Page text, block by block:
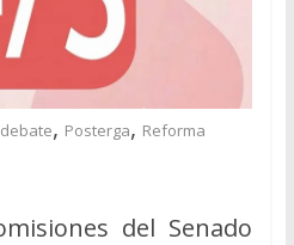
debate, Posterga, Reforma
del Senado